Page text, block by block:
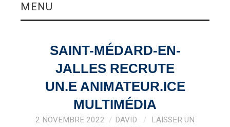
MENU
ACTIVITÉS DU
GROUPE
AGENDA
SAINT-MÉDARD-EN-
JALLES RECRUTE
UN.E ANIMATEUR.ICE
MULTIMÉDIA
2 NOVEMBRE 2022 DAVID
LAISSER UN